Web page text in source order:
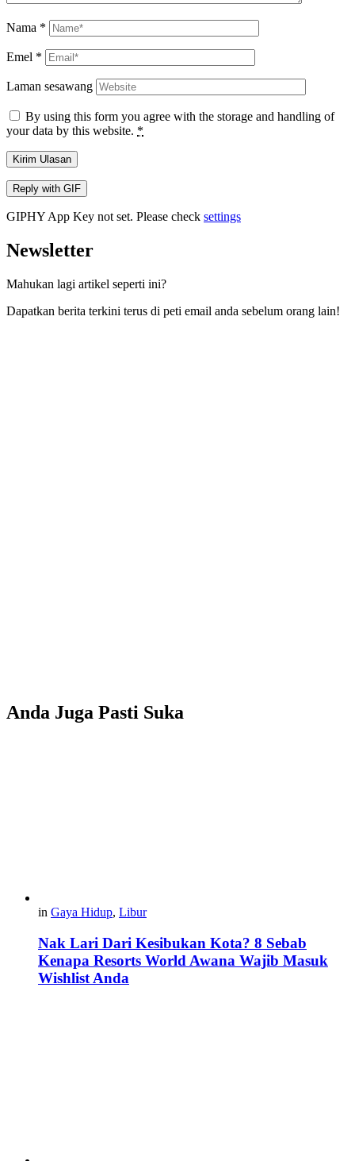
Nama *
Emel *
Laman sesawang
By using this form you agree with the storage and handling of
your data by this website. *
Kirim Ulasan
Reply with GIF
GIPHY App Key not set. Please check settings
Newsletter
Mahukan lagi artikel seperti ini?
Dapatkan berita terkini terus di peti email anda sebelum orang lain!
Anda Juga Pasti Suka
in Gaya Hidup, Libur
Nak Lari Dari Kesibukan Kota? 8 Sebab
Kenapa Resorts World Awana Wajib Masuk
Wishlist Anda